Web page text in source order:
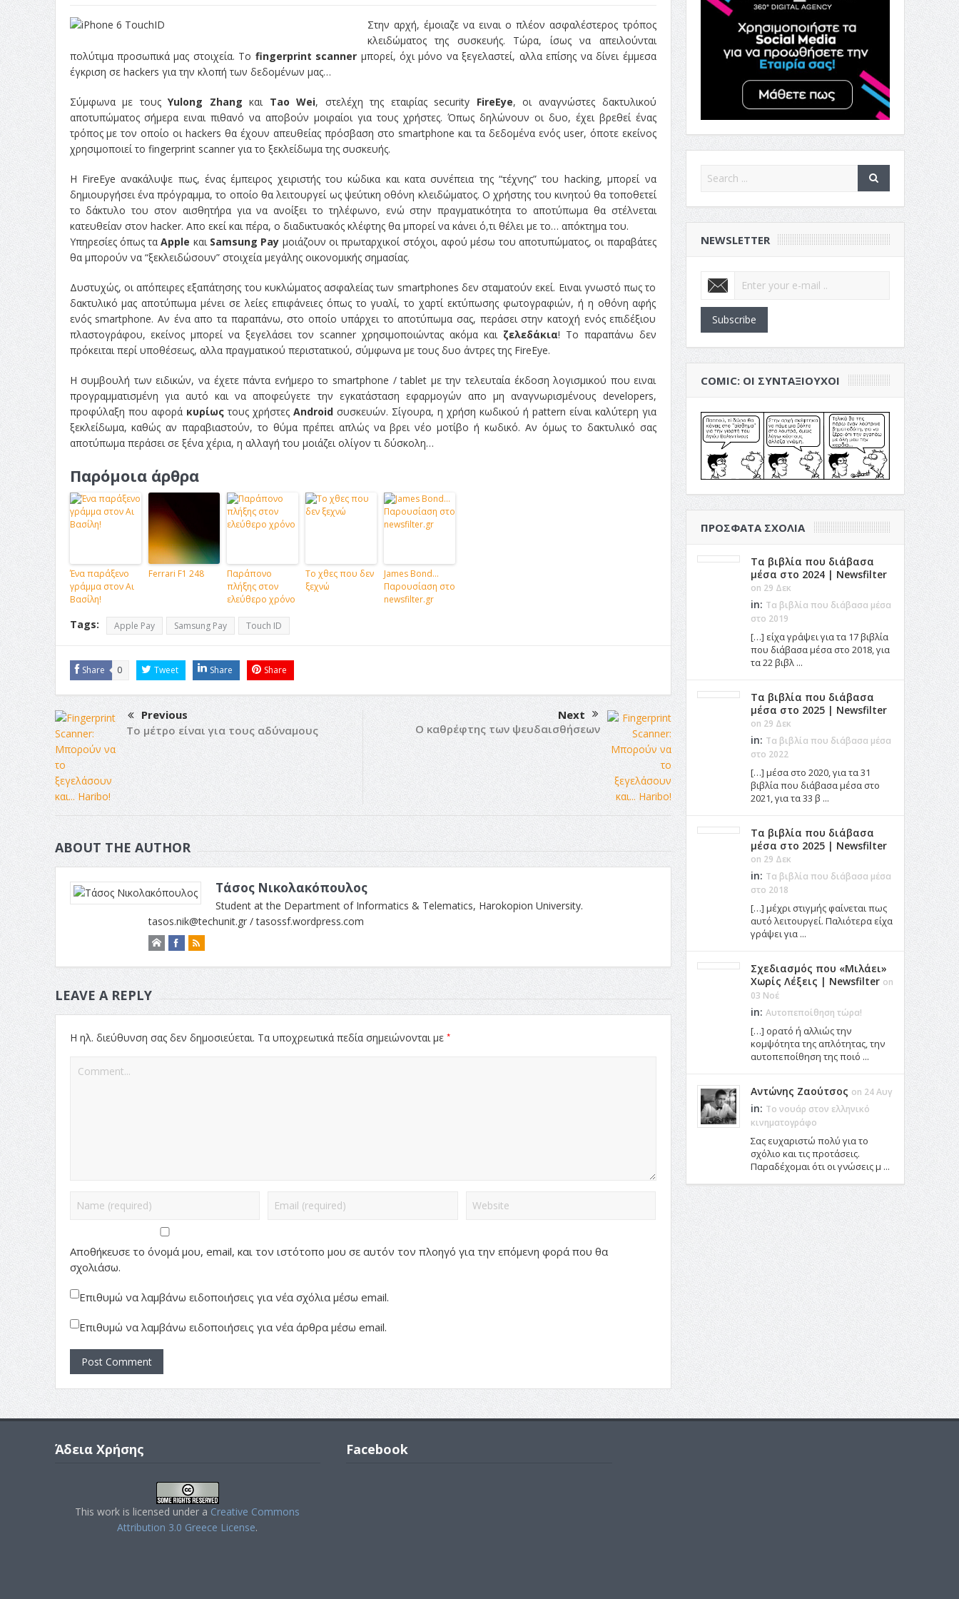
Στην αρχή, έμοιαζε να ειναι ο πλέον ασφαλέστερος τρόπος
κλειδώματος της συσκευής. Τώρα, ίσως να απειλούνται
πολύτιμα προσωπικά μας στοιχεία. Το fingerprint scanner μπορεί, όχι μόνο να ξεγελαστεί, αλλα επίσης να δίνει έμμεσα
έγκριση σε hackers για την κλοπή των δεδομένων μας…
Σύμφωνα με τουςYulong Zhang και Tao Wei, στελέχη της εταιρίας security FireEye, οι αναγνώστες δακτυλικού
αποτυπώματος σήμερα ειναι πιθανό να αποβούν μοιραίοι για τους χρήστες. Όπως δηλώνουν οι δυο, έχει βρεθεί ένας
τρόπος με τον οποίο οι hackers θα έχουν απευθείας πρόσβαση στο smartphone και τα δεδομένα ενός user, όποτε εκείνος
χρησιμοποιεί το fingerprint scanner για το ξεκλείδωμα της συσκευής.
Η FireEye ανακάλυψε πως, ένας έμπειρος χειριστής του κώδικα και κατα συνέπεια της “τέχνης” του hacking, μπορεί να
δημιουργήσει ένα πρόγραμμα, το οποίο θα λειτουργεί ως ψεύτικη οθόνη κλειδώματος. Ο χρήστης του κινητού θα τοποθετεί
το δάκτυλο του στον αισθητήρα για να ανοίξει το τηλέφωνο, ενώ στην πραγματικότητα το αποτύπωμα θα στέλνεται
κατευθείαν στον hacker. Απο εκεί και πέρα, ο διαδικτυακός κλέφτης θα μπορεί να κάνει ό,τι θέλει με το… απόκτημα του.
Υπηρεσίες όπως ταApple και Samsung Pay μοιάζουν οι πρωταρχικοί στόχοι, αφού μέσω του αποτυπώματος, οι παραβάτες
θα μπορούν να “ξεκλειδώσουν” στοιχεία μεγάλης οικονομικής σημασίας.
Δυστυχώς, οι απόπειρες εξαπάτησης του κυκλώματος ασφαλείας των smartphones δεν σταματούν εκεί. Ειναι γνωστό πως το
δακτυλικό μας αποτύπωμα μένει σε λείες επιφάνειες όπως το γυαλί, το χαρτί εκτύπωσης φωτογραφιών, ή η οθόνη αφής
ενός smartphone. Αν ένα απο τα παραπάνω, στο οποίο υπάρχει το αποτύπωμα σας, περάσει στην κατοχή ενός επιδέξιου
πλαστογράφου, εκείνος μπορεί να ξεγελάσει τον scanner χρησιμοποιώντας ακόμα και ζελεδάκια! Το παραπάνω δεν
πρόκειται περί υποθέσεως, αλλα πραγματικού περιστατικού, σύμφωνα με τους δυο άντρες της FireEye.
Η συμβουλή των ειδικών, να έχετε πάντα ενήμερο το smartphone / tablet με την τελευταία έκδοση λογισμικού που ειναι
προγραμματισμένη για αυτό και να αποφεύγετε την εγκατάσταση εφαρμογών απο μη αναγνωρισμένους developers,
προφύλαξη που αφορά κυρίωςτους χρήστες Androidσυσκευών. Σίγουρα, η χρήση κωδικού ή pattern είναι καλύτερη για
ξεκλείδωμα, καθώς αν παραβιαστούν, το θύμα πρέπει απλώς να βρει νέο μοτίβο ή κωδικό. Αν όμως το δακτυλικό σας
αποτύπωμα περάσει σε ξένα χέρια, η αλλαγή του μοιάζει ολίγον τι δύσκολη…
Παρόμοια άρθρα
Ένα παράξενο
γράμμα στον Αι
Βασίλη!
Ferrari F1 248
Παράπονο
πλήξης στον
ελεύθερο χρόνο
Το χθες που δεν
ξεχνώ
James Bond…
Παρουσίαση στο
newsfilter.gr
Tags: Apple Pay Samsung Pay Touch ID
Share 0 Tweet Share Share
Previous
Το μέτρο είναι για τους αδύναμους
Next
Ο καθρέφτης των ψευδαισθήσεων
ABOUT THE AUTHOR
Τάσος Νικολακόπουλος
Student at the Department of Informatics & Telematics, Harokopion University.
tasos.nik@techunit.gr/ tasossf.wordpress.com
LEAVE A REPLY
Η ηλ. διεύθυνση σας δεν δημοσιεύεται. Τα υποχρεωτικά πεδία σημειώνονται με *
Αποθήκευσε το όνομά μου, email, και τον ιστότοπο μου σε αυτόν τον πλοηγό για την επόμενη φορά που θα
σχολιάσω.
Επιθυμώ να λαμβάνω ειδοποιήσεις για νέα σχόλια μέσω email.
Επιθυμώ να λαμβάνω ειδοποιήσεις για νέα άρθρα μέσω email.
NEWSLETTER
Subscribe
COMIC: ΟΙ ΣΥΝΤΑΞΙΟΎΧΟΙ
ΠΡΌΣΦΑΤΑ ΣΧΌΛΙΑ
Τα βιβλία που διάβασα
μέσα στο 2024 | Newsfilter
on 29 Δεκ
in: Τα βιβλία που διάβασα μέσα
στο 2019
[…] είχα γράψει για τα 17 βιβλία
που διάβασα μέσα στο 2018, για
τα 22 βιβλ ...
Τα βιβλία που διάβασα
μέσα στο 2025 | Newsfilter
on 29 Δεκ
in: Τα βιβλία που διάβασα μέσα
στο 2022
[…] μέσα στο 2020, για τα 31
βιβλία που διάβασα μέσα στο
2021, για τα 33 β ...
Τα βιβλία που διάβασα
μέσα στο 2025 | Newsfilter
on 29 Δεκ
in: Τα βιβλία που διάβασα μέσα
στο 2018
[…] μέχρι στιγμής φαίνεται πως
αυτό λειτουργεί. Παλιότερα είχα
γράψει για ...
Σχεδιασμός που «Μιλάει»
Χωρίς Λέξεις | Newsfilter on
03 Νοέ
in: Αυτοπεποίθηση τώρα!
[…] ορατό ή αλλιώς την
κομψότητα της απλότητας, την
αυτοπεποίθηση της ποιό ...
Αντώνης Ζαούτσος on 24 Αυγ
in: Το νουάρ στον ελληνικό
κινηματογράφο
Σας ευχαριστώ πολύ για το
σχόλιο και τις προτάσεις.
Παραδέχομαι ότι οι γνώσεις μ ...
Άδεια Χρήσης
This work is licensed under a Creative Commons
Attribution 3.0 Greece License.
Facebook